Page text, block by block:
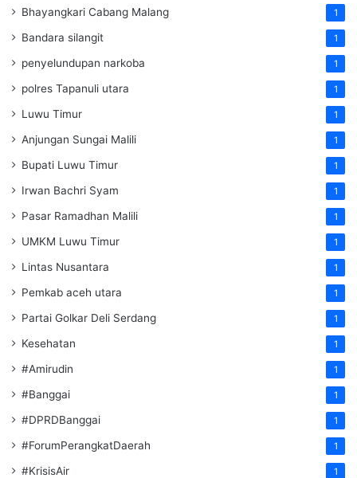
Bhayangkari Cabang Malang 1
Bandara silangit 1
penyelundupan narkoba 1
polres Tapanuli utara 1
Luwu Timur 1
Anjungan Sungai Malili 1
Bupati Luwu Timur 1
Irwan Bachri Syam 1
Pasar Ramadhan Malili 1
UMKM Luwu Timur 1
Lintas Nusantara 1
Pemkab aceh utara 1
Partai Golkar Deli Serdang 1
Kesehatan 1
#Amirudin 1
#Banggai 1
#DPRDBanggai 1
#ForumPerangkatDaerah 1
#KrisisAir 1